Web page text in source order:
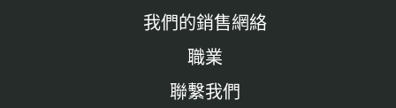
我們的銷售網絡
職業
聯繫我們